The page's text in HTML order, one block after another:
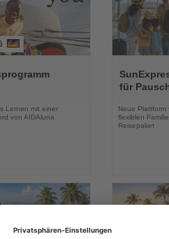
Lernen mit einer
von AIDAluna
Sie
die
für
Neue Plattform
flexiblen
Reisepaket